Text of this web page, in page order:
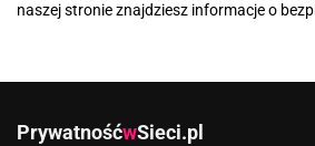
naszej stronie znajdziesz informacje o
PrywatnośćwSieci.pl